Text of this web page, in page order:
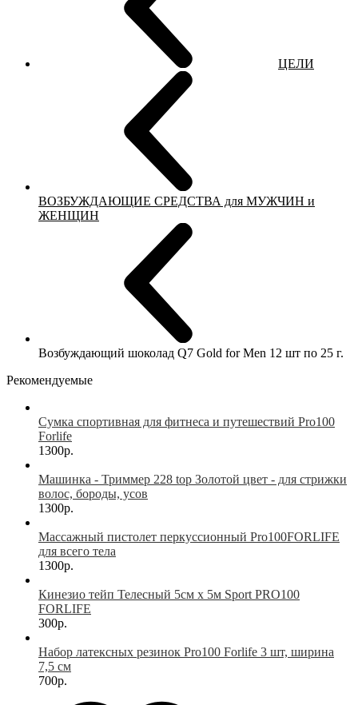
ЦЕЛИ
ВОЗБУЖДАЮЩИЕ СРЕДСТВА для МУЖЧИН и
ЖЕНЩИН
Возбуждающий шоколад Q7 Gold for Men 12 шт по 25 г.
Рекомендуемые
Сумка спортивная для фитнеса и путешествий Pro100
Forlife
1300р.
Машинка - Триммер 228 top Золотой цвет - для стрижки
волос, бороды, усов
1300р.
Массажный пистолет перкуссионный Pro100FORLIFE
для всего тела
1300р.
Кинезио тейп Телесный 5см х 5м Sport PRO100
FORLIFE
300р.
Набор латексных резинок Pro100 Forlife 3 шт, ширина
7,5 см
700р.